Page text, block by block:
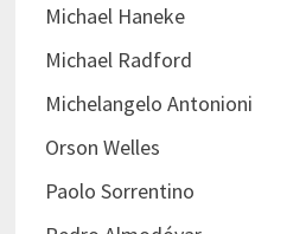
Michael Haneke
Michael Radford
Michelangelo Antonioni
Orson Welles
Paolo Sorrentino